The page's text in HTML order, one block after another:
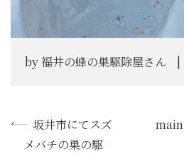
by福井の蜂の巣駆除屋さん
« 坂井市にてスズ
メバチの巣の駆
main